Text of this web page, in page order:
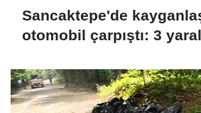
Sancaktepe'de
otomobil çarpıştı: 3